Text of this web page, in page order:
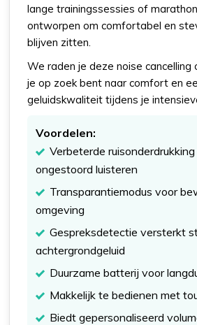
lange trainingssessies of
ontworpen om comfortabel en
blijven zitten.
We raden je deze noise cancelling
je op zoek bent naar comfort en
geluidskwaliteit tijdens je
Voordelen:
Verbeterde
ongestoord luisteren
Transparantiemodus voor
omgeving
Gespreksdetectie versterkt
achtergrondgeluid
Duurzame batterij voor
Makkelijk te bedienen met
Biedt gepersonaliseerd